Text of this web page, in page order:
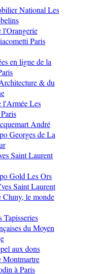
National Les
l'Orangerie
Paris
en ligne de la
& du
l'Armée Les
André
Georges de La
Saint Laurent
Gold Les Ors
Saint Laurent
Cluny, le monde
Tapisseries
du Moyen
aux dons
Montmartre
à Paris